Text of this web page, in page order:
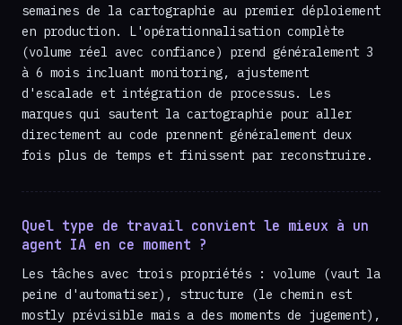
semaines de la cartographie au premier déploiement
en production. L'opérationnalisation complète
(volume réel avec confiance) prend généralement 3
à 6 mois incluant monitoring, ajustement
d'escalade et intégration de processus. Les
marques qui sautent la cartographie pour aller
directement au code prennent généralement deux
fois plus de temps et finissent par reconstruire.
Quel type de travail convient le mieux à un
agent IA en ce moment ?
Les tâches avec trois propriétés : volume (vaut la
peine d'automatiser), structure (le chemin est
mostly prévisible mais a des moments de jugement),